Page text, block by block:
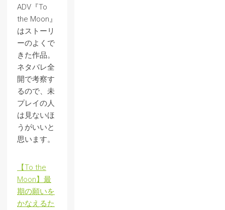
ADV『To
the Moon』
はストーリ
ーのよくで
きた作品。
ネタバレ全
開で考察す
るので、未
プレイの人
は見ないほ
うがいいと
思います。
【To the
Moon】最
期の願いを
かなえるた